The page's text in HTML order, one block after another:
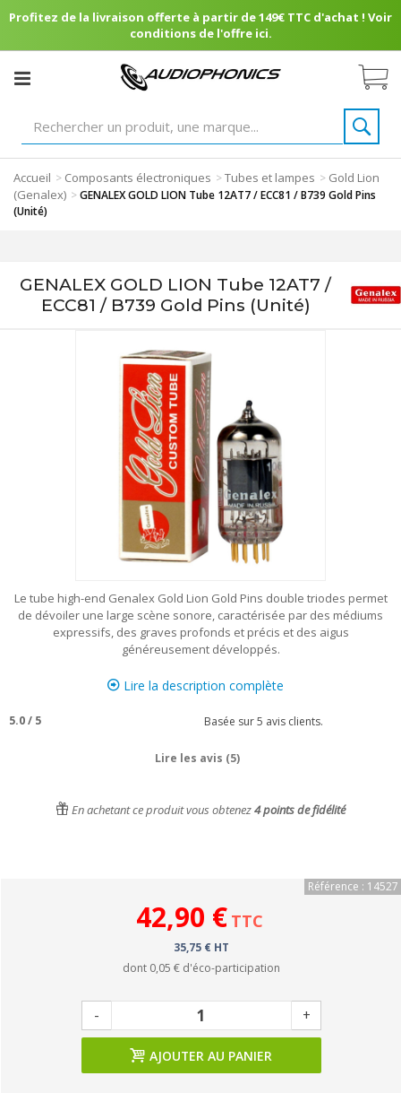
Profitez de la livraison offerte à partir de 149€ TTC d'achat ! Voir
conditions de l'offre ici.
Accueil > Composants électroniques >Tubes et lampes > Gold Lion
(Genalex) >GENALEX GOLD LION Tube 12AT7 / ECC81 / B739 Gold Pins
(Unité)
GENALEX GOLD LION Tube 12AT7 /
ECC81 / B739 Gold Pins (Unité)
Le tube high-end Genalex Gold Lion Gold Pins double triodes permet
de dévoiler une large scène sonore, caractérisée par des médiums
expressifs, des graves profonds et précis et des aigus
généreusement développés.
Lire la description complète
5.0/ 5 Basée sur5 avis clients.
Lire les avis (5)
En achetant ce produit vous obtenez4points de fidélité
Référence : 14527
42,90 € TTC
35,75 € HT
dont 0,05 € d'éco-participation
- +
AJOUTER AU PANIER